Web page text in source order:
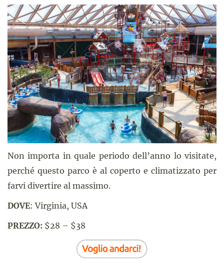
Non importa in quale periodo dell’anno lo visitate,
perché questo parco è al coperto e climatizzato per
farvi divertire al massimo.
DOVE: Virginia, USA
PREZZO: $28 – $38